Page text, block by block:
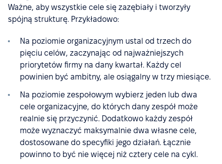
Ważne, aby wszystkie cele się zazębiały i tworzyły
spójną strukturę. Przykładowo:
Na poziomie organizacyjnym ustal od trzech do
pięciu celów, zaczynając od najważniejszych
priorytetów firmy na dany kwartał. Każdy cel
powinien być ambitny, ale osiągalny w trzy miesiące.
Na poziomie zespołowym wybierz jeden lub dwa
cele organizacyjne, do których dany zespół może
realnie się przyczynić. Dodatkowo każdy zespół
może wyznaczyć maksymalnie dwa własne cele,
dostosowane do specyfiki jego działań. Łącznie
powinno to być nie więcej niż cztery cele na cykl.